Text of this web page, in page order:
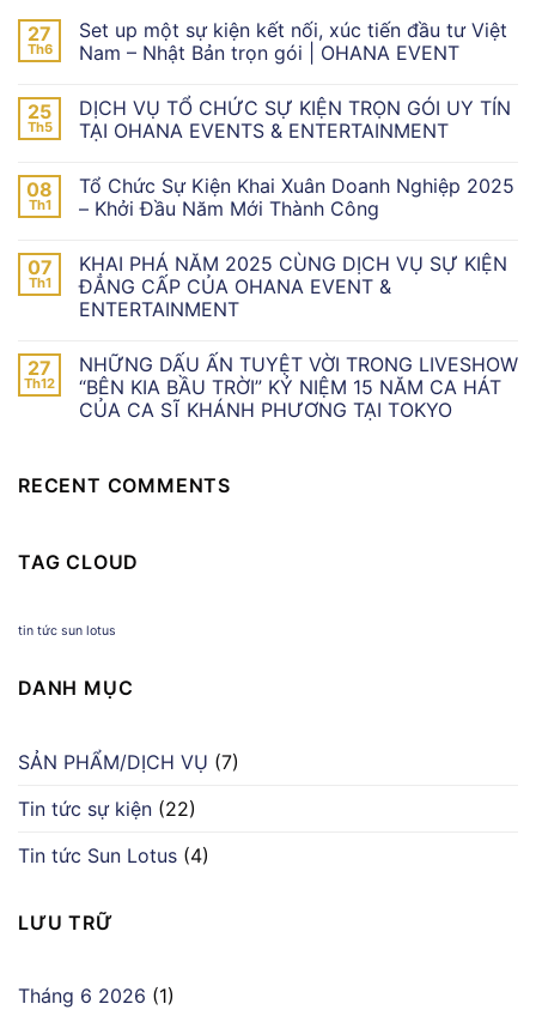
27
Th6
Set up một sự kiện kết nối, xúc tiến đầu tư Việt
Nam – Nhật Bản trọn gói | OHANA EVENT
25
Th5
DỊCH VỤ TỔ CHỨC SỰ KIỆN TRỌN GÓI UY TÍN
TẠI OHANA EVENTS & ENTERTAINMENT
08
Th1
Tổ Chức Sự Kiện Khai Xuân Doanh Nghiệp 2025
– Khởi Đầu Năm Mới Thành Công
07
Th1
KHAI PHÁ NĂM 2025 CÙNG DỊCH VỤ SỰ KIỆN
ĐẲNG CẤP CỦA OHANA EVENT &
ENTERTAINMENT
27
Th12
NHỮNG DẤU ẤN TUYỆT VỜI TRONG LIVESHOW
“BÊN KIA BẦU TRỜI” KỶ NIỆM 15 NĂM CA HÁT
CỦA CA SĨ KHÁNH PHƯƠNG TẠI TOKYO
RECENT COMMENTS
TAG CLOUD
tin tức sun lotus
DANH MỤC
SẢN PHẨM/DỊCH VỤ (7)
Tin tức sự kiện (22)
Tin tức Sun Lotus (4)
LƯU TRỮ
Tháng 6 2026 (1)